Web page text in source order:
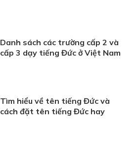
Danh sách các trường cấp 2 và
cấp 3 dạy tiếng Đức ở Việt Nam
Tìm hiểu về tên tiếng Đức và
cách đặt tên tiếng Đức hay